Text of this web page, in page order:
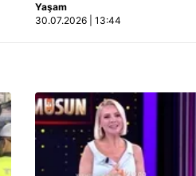
Yaşam
30.07.2026 | 13:44